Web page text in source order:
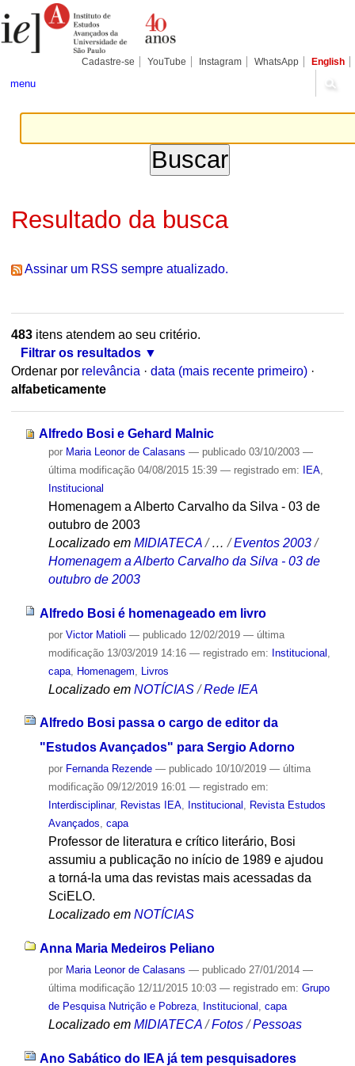
para
conteúdo.
Pessoais
Cadastre-se YouTube Instagram WhatsApp English
menu
Resultado da busca
Assinar um RSS sempre atualizado.
483itens atendem ao seu critério.
Filtrar os resultados
Ordenar por relevância · data (mais recente primeiro) ·
alfabeticamente
Alfredo Bosi e Gehard Malnic
por Maria Leonor de Calasans — publicado03/10/2003 —
última modificação04/08/2015 15:39 — registrado em: IEA,
Institucional
Homenagem a Alberto Carvalho da Silva - 03 de
outubro de 2003
Localizado em MIDIATECA /…/Eventos 2003 /
Homenagem a Alberto Carvalho da Silva - 03 de
outubro de 2003
Alfredo Bosi é homenageado em livro
por Victor Matioli — publicado12/02/2019 — última
modificação13/03/2019 14:16 — registrado em: Institucional
capa, Homenagem Livros
Localizado em NOTÍCIAS /Rede IEA
Alfredo Bosi passa o cargo de editor da
"Estudos Avançados" para Sergio Adorno
por Fernanda Rezende — publicado10/10/2019 — última
modificação09/12/2019 16:01 — registrado em:
Interdisciplinar, Revistas IEA, Institucional , Revista Estudos
Avançados, capa
Professor de literatura e crítico literário, Bosi
assumiu a publicação no início de 1989 e ajudou
a torná-la uma das revistas mais acessadas da
SciELO.
Localizado em NOTÍCIAS
Anna Maria Medeiros Peliano
por Maria Leonor de Calasans — publicado27/01/2014 —
última modificação12/11/2015 10:03 — registrado em: Grupo
de Pesquisa Nutrição e Pobreza, Institucional , capa
Localizado em MIDIATECA /Fotos /Pessoas
Ano Sabático do IEA já tem pesquisadores